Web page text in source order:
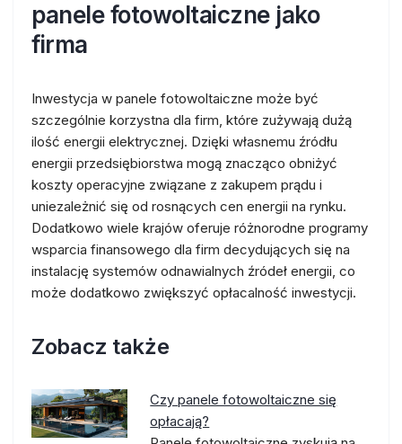
panele fotowoltaiczne jako
firma
Inwestycja w panele fotowoltaiczne może być
szczególnie korzystna dla firm, które zużywają dużą
ilość energii elektrycznej. Dzięki własnemu źródłu
energii przedsiębiorstwa mogą znacząco obniżyć
koszty operacyjne związane z zakupem prądu i
uniezależnić się od rosnących cen energii na rynku.
Dodatkowo wiele krajów oferuje różnorodne programy
wsparcia finansowego dla firm decydujących się na
instalację systemów odnawialnych źródeł energii, co
może dodatkowo zwiększyć opłacalność inwestycji.
Zobacz także
Czy panele fotowoltaiczne się
opłacają?